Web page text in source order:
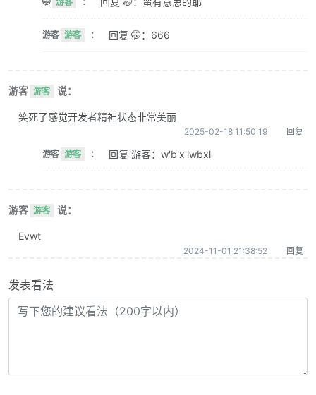
游客 游客 ： 回复 🤭：666
游客 游客 说：
笑死了感觉开发者精神状态非常美丽
2025-02-18 11:50:19 回复
游客 游客 ： 回复 游客：w'b'x'lwbxl
游客 游客 说：
Evwt
2024-11-01 21:38:52 回复
发表看法